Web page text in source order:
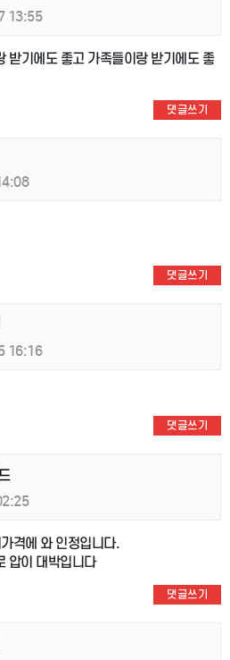
13:55
받기에도 좋고 가족들이랑 받기에도 좋
댓글쓰기
댓글쓰기
16:16
댓글쓰기
격에 와 인정입니다.
압이 대박입니다
댓글쓰기